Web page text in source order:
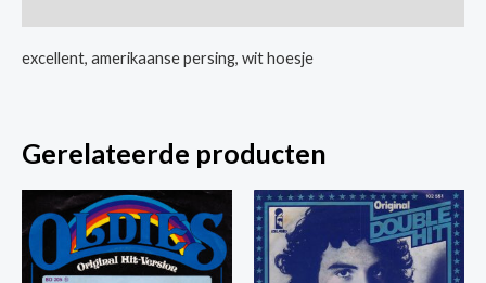
I
Like
That
aantal
excellent, amerikaanse persing, wit hoesje
Gerelateerde producten